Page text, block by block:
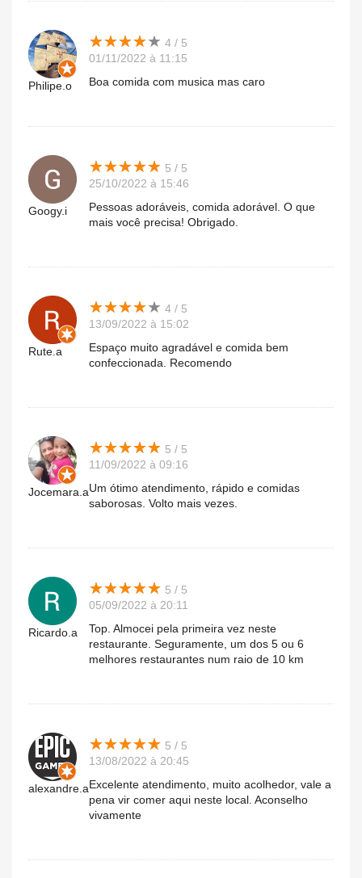
Philipe.o
★★★★★
★★★★★ 4 / 5
01/11/2022 à 11:15
Boa comida com musica mas caro
Googy.i
★★★★★
★★★★★ 5 / 5
25/10/2022 à 15:46
Pessoas adoráveis, comida adorável. O que
mais você precisa! Obrigado.
Rute.a
★★★★★
★★★★★ 4 / 5
13/09/2022 à 15:02
Espaço muito agradável e comida bem
confeccionada. Recomendo
Jocemara.a
★★★★★
★★★★★ 5 / 5
11/09/2022 à 09:16
Um ótimo atendimento, rápido e comidas
saborosas. Volto mais vezes.
Ricardo.a
★★★★★
★★★★★ 5 / 5
05/09/2022 à 20:11
Top. Almocei pela primeira vez neste
restaurante. Seguramente, um dos 5 ou 6
melhores restaurantes num raio de 10 km
alexandre.a
★★★★★
★★★★★ 5 / 5
13/08/2022 à 20:45
Excelente atendimento, muito acolhedor, vale a
pena vir comer aqui neste local. Aconselho
vivamente